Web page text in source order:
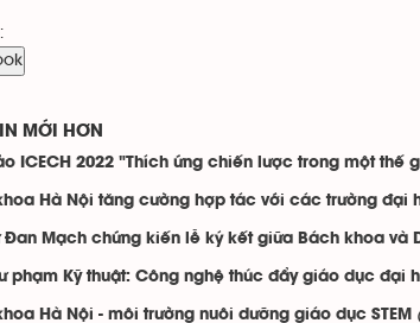
MỚI HƠN
ICECH 2022 "Thích ứng chiến lược trong một thế
Hà Nội tăng cường hợp tác với các trường đại
Đan Mạch chứng kiến lễ ký kết giữa Bách khoa và
phạm Kỹ thuật: Công nghệ thúc đẩy giáo dục đại
Hà Nội - môi trường nuôi dưỡng giáo dục STEM